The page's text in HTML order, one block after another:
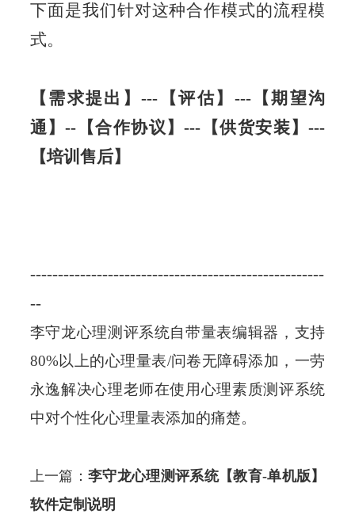
下面是我们针对这种合作模式的流程模
式。
【需求提出】---【评估】---【期望沟
通】--【合作协议】---【供货安装】---
【培训售后】
-----------------------------------------------------
--
李守龙心理测评系统自带量表编辑器，支持
80%以上的心理量表/问卷无障碍添加，一劳
永逸解决心理老师在使用心理素质测评系统
中对个性化心理量表添加的痛楚。
上一篇： 李守龙心理测评系统【教育-单机版】
软件定制说明